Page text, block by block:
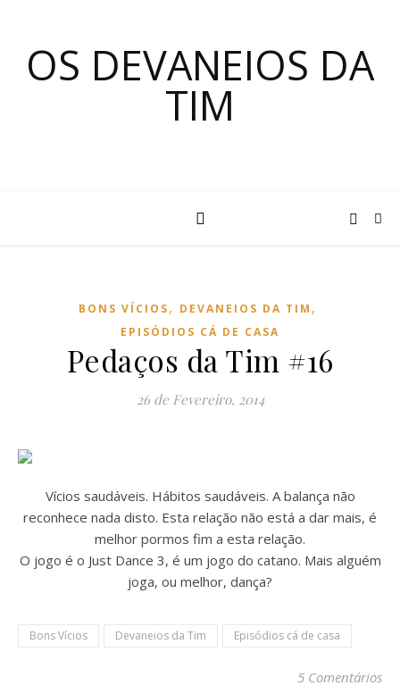
OS DEVANEIOS DA
TIM
BONS VÍCIOS, DEVANEIOS DA TIM ,
EPISÓDIOS CÁ DE CASA
Pedaços da Tim #16
26 de Fevereiro, 2014
Vícios saudáveis. Hábitos saudáveis. A balança não
reconhece nada disto. Esta relação não está a dar mais, é
melhor pormos fim a esta relação.
O jogo é o Just Dance 3, é um jogo do catano. Mais alguém
joga, ou melhor, dança?
Bons Vícios Devaneios da Tim Episódios cá de casa
5 Comentários